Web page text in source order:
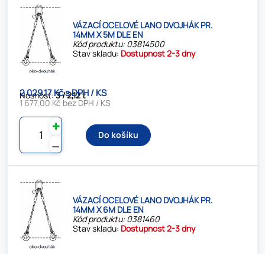
VÁZACÍ OCELOVÉ LANO DVOJHÁK PR.
14MM X 5M DLE EN
Kód produktu: 03814500
Stav skladu: Dostupnost 2-3 dny
Nosnost:3 / 2,12 t
2 029.17 Kč s DPH / KS
1 677.00 Kč bez DPH / KS
⚊
✚
Do košíku
VÁZACÍ OCELOVÉ LANO DVOJHÁK PR.
14MM X 6M DLE EN
Kód produktu: 0381460
Stav skladu: Dostupnost 2-3 dny